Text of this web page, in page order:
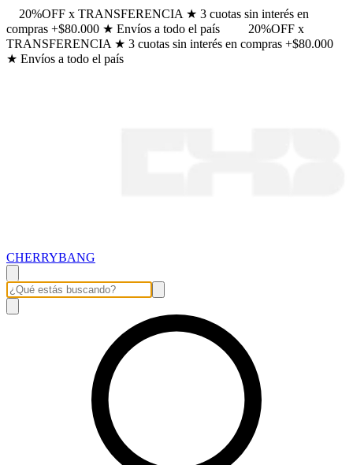
20%OFF x TRANSFERENCIA ★ 3 cuotas sin interés en
compras +$80.000 ★ Envíos a todo el país
20%OFF x
TRANSFERENCIA ★ 3 cuotas sin interés en compras +$80.000
★ Envíos a todo el país
CHERRYBANG